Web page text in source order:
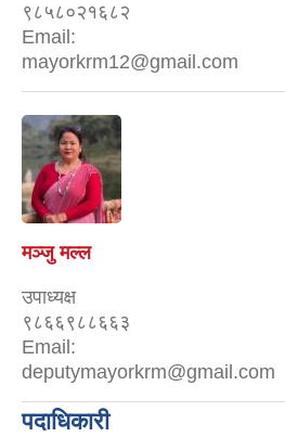
९८५८०२१६८२
Email:
mayorkrm12@gmail.com
मञ्जु मल्ल
उपाध्यक्ष
९८६६९८८६६३
Email:
deputymayorkrm@gmail.com
पदाधिकारी